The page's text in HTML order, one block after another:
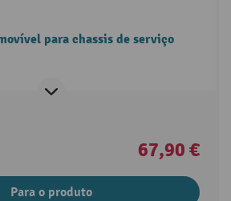
para chassis de serviço
67,90 €
Para o produto